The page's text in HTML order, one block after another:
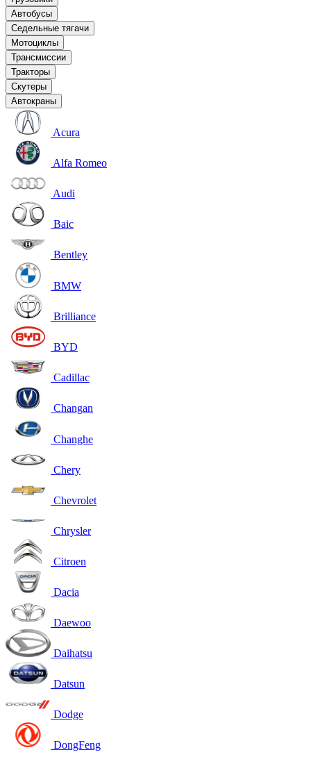
Автобусы
Седельные тягачи
Мотоциклы
Трансмиссии
Тракторы
Скутеры
Автокраны
Acura
Alfa Romeo
Audi
Baic
Bentley
BMW
Brilliance
BYD
Cadillac
Changan
Changhe
Chery
Chevrolet
Chrysler
Citroen
Dacia
Daewoo
Daihatsu
Datsun
Dodge
DongFeng